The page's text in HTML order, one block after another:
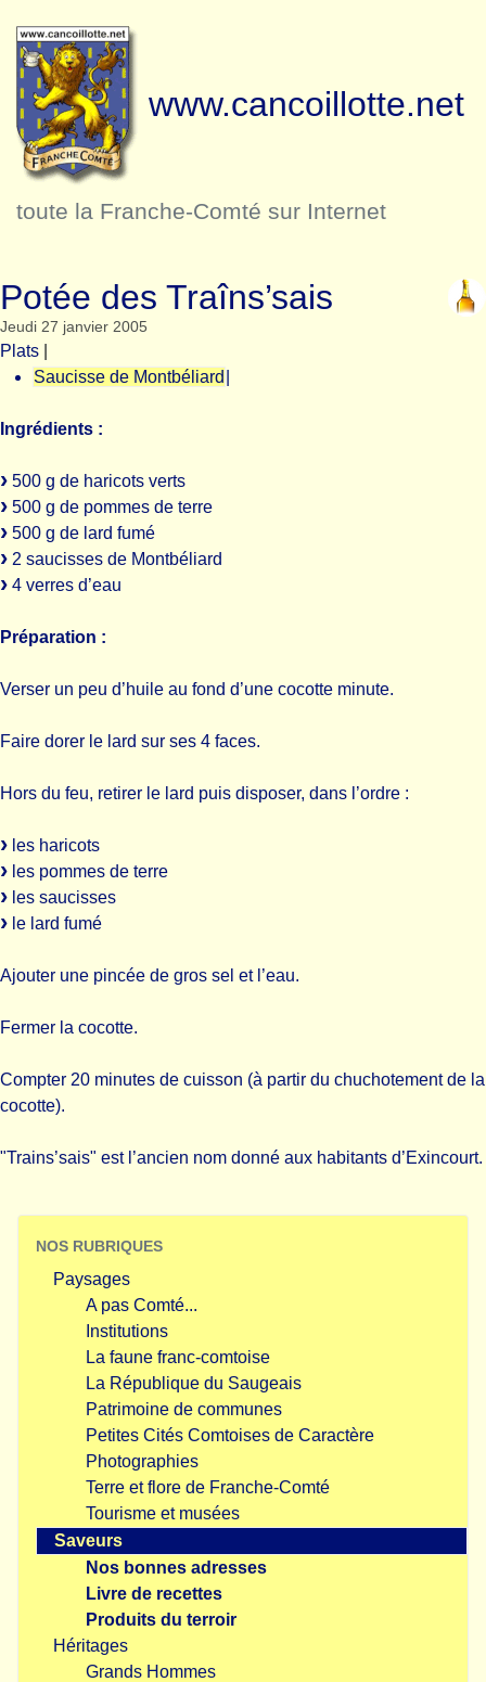
www.cancoillotte.net
toute la Franche-Comté sur Internet
Potée des Traîns’sais
Jeudi 27 janvier 2005
Plats
Saucisse de Montbéliard
Ingrédients :
500 g de haricots verts
500 g de pommes de terre
500 g de lard fumé
2 saucisses de Montbéliard
4 verres d’eau
Préparation :
Verser un peu d’huile au fond d’une cocotte minute.
Faire dorer le lard sur ses 4 faces.
Hors du feu, retirer le lard puis disposer, dans l’ordre :
les haricots
les pommes de terre
les saucisses
le lard fumé
Ajouter une pincée de gros sel et l’eau.
Fermer la cocotte.
Compter 20 minutes de cuisson (à partir du chuchotement de la
cocotte).
"Trains’sais" est l’ancien nom donné aux habitants d’Exincourt.
NOS RUBRIQUES
Paysages
A pas Comté...
Institutions
La faune franc-comtoise
La République du Saugeais
Patrimoine de communes
Petites Cités Comtoises de Caractère
Photographies
Terre et flore de Franche-Comté
Tourisme et musées
Saveurs
Nos bonnes adresses
Livre de recettes
Produits du terroir
Héritages
Grands Hommes